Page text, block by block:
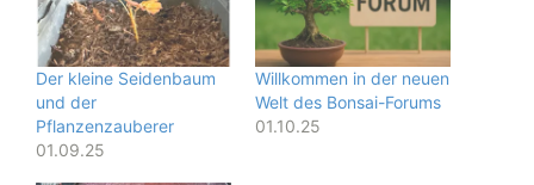
Der kleine Seidenbaum
und der
Pflanzenzauberer
01.09.25
Willkommen in der neuen
Welt des Bonsai-Forums
01.10.25